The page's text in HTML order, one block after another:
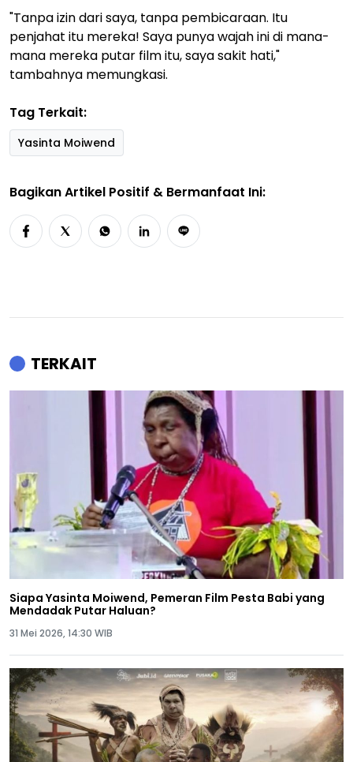
"Tanpa izin dari saya, tanpa pembicaraan. Itu
penjahat itu mereka! Saya punya wajah ini di mana-
mana mereka putar film itu, saya sakit hati,"
tambahnya memungkasi.
Tag Terkait:
Yasinta Moiwend
Bagikan Artikel Positif & Bermanfaat Ini:
TERKAIT
Siapa Yasinta Moiwend, Pemeran Film Pesta Babi yang
Mendadak Putar Haluan?
31 Mei 2026, 14:30 WIB